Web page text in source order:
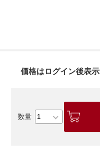
価格はログイン後表示